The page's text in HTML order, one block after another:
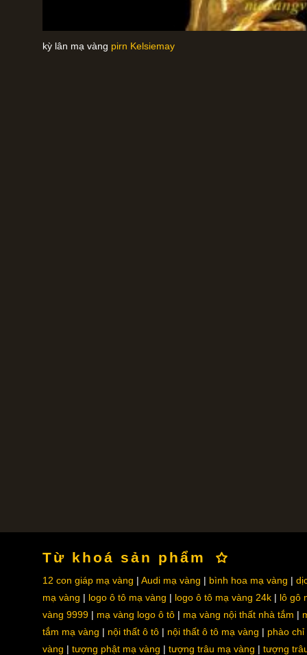
kỳ lân mạ vàng pirn Kelsiemay
Từ khoá sản phẩm
12 con giáp mạ vàng Audi mạ vàng bình hoa mạ vàng
mạ vàng
logo ô tô mạ vàng logo ô tô mạ vàng 24k
lô gô
vàng 9999
mạ vàng logo ô tô mạ vàng nội thất nhà tắm
tắm mạ vàng
nội thất ô tô nội thất ô tô mạ vàng
phào chỉ
vàng
tượng phật mạ vàng tượng trâu mạ vàng tượng